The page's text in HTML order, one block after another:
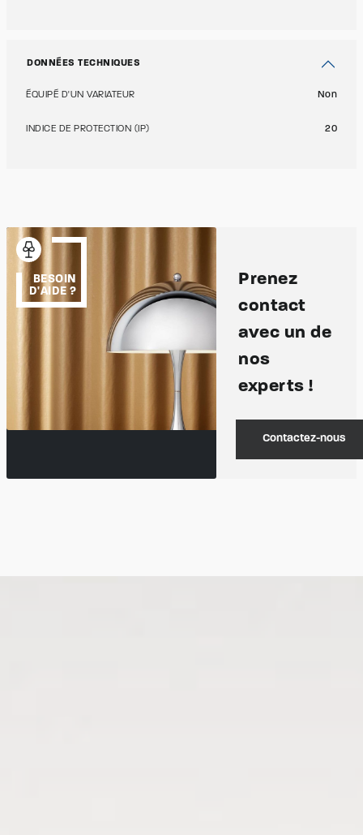
DONNÉES TECHNIQUES
ÉQUIPÉ D'UN VARIATEUR Non
INDICE DE PROTECTION (IP) 20
BESOIN
D'AIDE ?
Prenez
contact
avec un de
nos
experts !
Contactez-nous